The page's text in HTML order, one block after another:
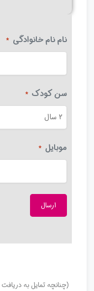
نام نام خانوادگی *
سن کودک *
موبایل *
(چنانچه تمایل به دریافت